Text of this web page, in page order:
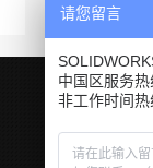
请您留言
中国区服务
非工作时间